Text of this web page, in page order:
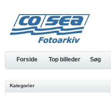
Forside Top billeder Søg
Kategorier